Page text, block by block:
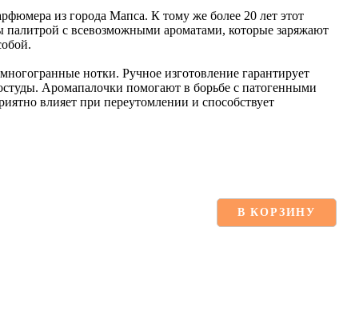
из города Мапса. К тому же более 20 лет этот
с всевозможными ароматами, которые заряжают
нотки. Ручное изготовление гарантирует
Аромапалочки помогают в борьбе с патогенными
влияет при переутомлении и способствует
В КОРЗИНУ